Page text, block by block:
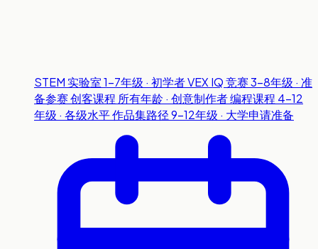
STEM 实验室1-7年级 · 初学者VEX IQ 竞赛3-8年级 · 准
备参赛创客课程 所有年龄 · 创意制作者编程课程 4-12
年级 · 各级水平作品集路径9-12年级 · 大学申请准备